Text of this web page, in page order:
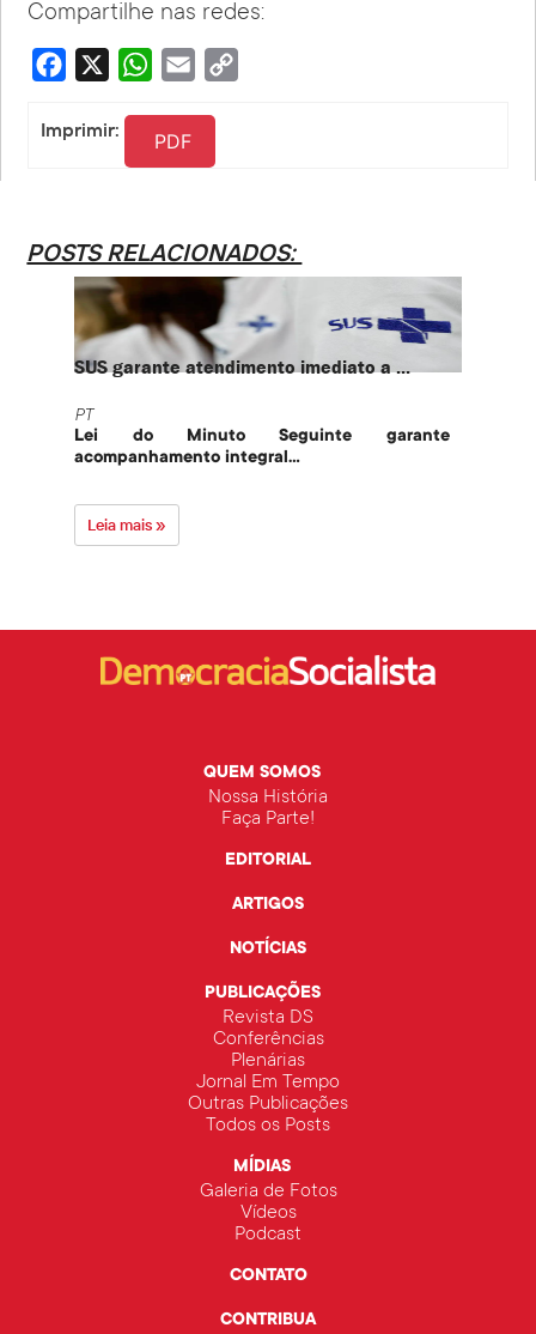
Compartilhe nas redes:
Facebook WhatsApp
Email
Imprimir: PDF
POSTS RELACIONADOS:
SUS garante atendimento imediato a ...
PT
Lei do Minuto Seguinte garante
acompanhamento integral...
Leia mais »
QUEM SOMOS
Nossa História
Faça Parte!
EDITORIAL
ARTIGOS
NOTÍCIAS
PUBLICAÇÕES
Revista DS
Conferências
Plenárias
Jornal Em Tempo
Outras Publicações
Todos os Posts
MÍDIAS
Galeria de Fotos
Vídeos
Podcast
CONTATO
CONTRIBUA